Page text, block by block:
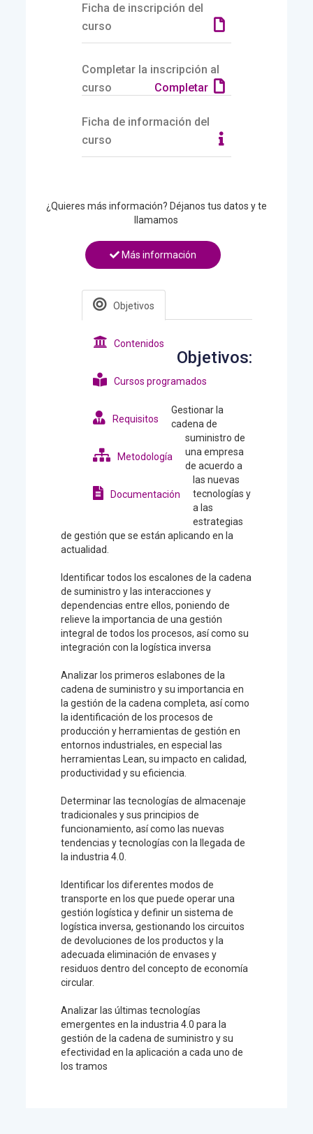
Ficha de inscripción del
curso
Completar la inscripción al
curso
Completar
Ficha de información del
curso
¿Quieres más información? Déjanos tus datos y te
llamamos
Más información
Objetivos
Contenidos
Cursos programados
Requisitos
Metodología
Documentación
Objetivos:
Gestionar la
cadena de
suministro de
una empresa
de acuerdo a
las nuevas
tecnologías y
a las
estrategias
de gestión que se están aplicando en la
actualidad.
Identificar todos los escalones de la cadena
de suministro y las interacciones y
dependencias entre ellos, poniendo de
relieve la importancia de una gestión
integral de todos los procesos, así como su
integración con la logística inversa
Analizar los primeros eslabones de la
cadena de suministro y su importancia en
la gestión de la cadena completa, así como
la identificación de los procesos de
producción y herramientas de gestión en
entornos industriales, en especial las
herramientas Lean, su impacto en calidad,
productividad y su eficiencia.
Determinar las tecnologías de almacenaje
tradicionales y sus principios de
funcionamiento, así como las nuevas
tendencias y tecnologías con la llegada de
la industria 4.0.
Identificar los diferentes modos de
transporte en los que puede operar una
gestión logística y definir un sistema de
logística inversa, gestionando los circuitos
de devoluciones de los productos y la
adecuada eliminación de envases y
residuos dentro del concepto de economía
circular.
Analizar las últimas tecnologías
emergentes en la industria 4.0 para la
gestión de la cadena de suministro y su
efectividad en la aplicación a cada uno de
los tramos